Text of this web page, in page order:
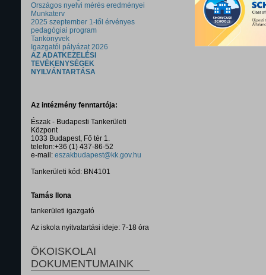
Országos nyelvi mérés eredményei
Munkaterv
2025 szeptember 1-től érvényes
pedagógiai program
Tankönyvek
Igazgatói pályázat 2026
AZ ADATKEZELÉSI
TEVÉKENYSÉGEK
NYILVÁNTARTÁSA
Az intézmény fenntartója:
Észak - Budapesti Tankerületi
Központ
1033 Budapest, Fő tér 1.
telefon:+36 (1) 437-86-52
e-mail: eszakbudapest@kk.gov.hu
Tankerületi kód: BN4101
Tamás Ilona
tankerületi igazgató
Az iskola nyitvatartási ideje: 7-18 óra
ÖKOISKOLAI
DOKUMENTUMAINK